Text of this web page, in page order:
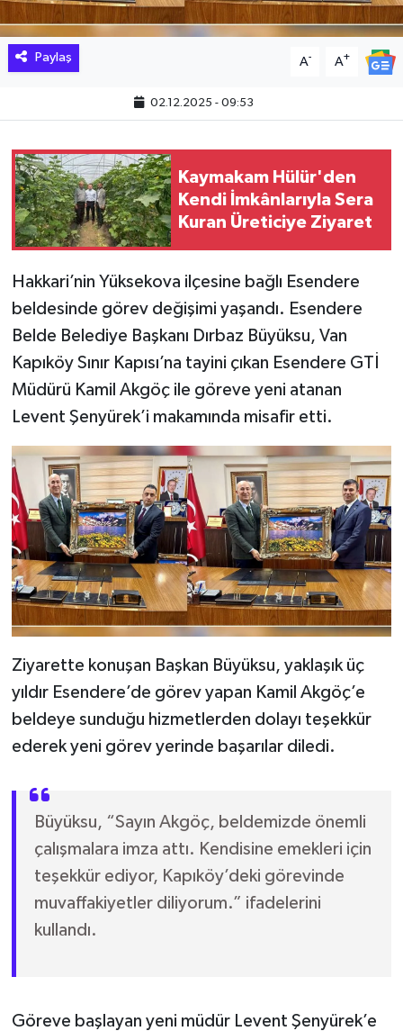
Paylaş A- A+
02.12.2025 - 09:53
Kaymakam Hülür'den
Kendi İmkânlarıyla Sera
Kuran Üreticiye Ziyaret
Hakkari’nin Yüksekova ilçesine bağlı Esendere
beldesinde görev değişimi yaşandı. Esendere
Belde Belediye Başkanı Dırbaz Büyüksu, Van
Kapıköy Sınır Kapısı’na tayini çıkan Esendere GTİ
Müdürü Kamil Akgöç ile göreve yeni atanan
Levent Şenyürek’i makamında misafir etti.
Ziyarette konuşan Başkan Büyüksu, yaklaşık üç
yıldır Esendere’de görev yapan Kamil Akgöç’e
beldeye sunduğu hizmetlerden dolayı teşekkür
ederek yeni görev yerinde başarılar diledi.
Büyüksu, “Sayın Akgöç, beldemizde önemli
çalışmalara imza attı. Kendisine emekleri için
teşekkür ediyor, Kapıköy’deki görevinde
muvaffakiyetler diliyorum.” ifadelerini
kullandı.
Göreve başlayan yeni müdür Levent Şenyürek’e
MAKALE
POLİTİKA
SAĞLIK
SİYASET
SPOR
TARİH
TEKNOLOJİ
YAŞAM